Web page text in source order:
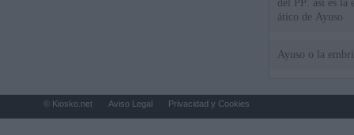
del PP: así es la
ático de Ayuso
Ayuso o la
© Kiosko.net Aviso Legal Privacidad y Cookies